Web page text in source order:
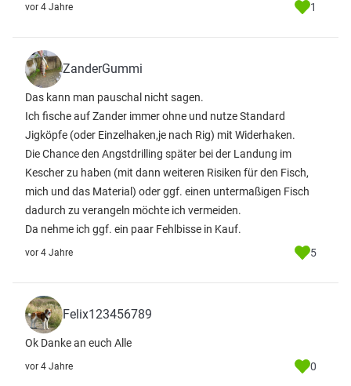
vor 4 Jahre 1
ZanderGummi
Das kann man pauschal nicht sagen.
Ich fische auf Zander immer ohne und nutze Standard
Jigköpfe (oder Einzelhaken,je nach Rig) mit Widerhaken.
Die Chance den Angstdrilling später bei der Landung im
Kescher zu haben (mit dann weiteren Risiken für den Fisch,
mich und das Material) oder ggf. einen untermaßigen Fisch
dadurch zu verangeln möchte ich vermeiden.
Da nehme ich ggf. ein paar Fehlbisse in Kauf.
vor 4 Jahre 5
Felix123456789
Ok Danke an euch Alle
vor 4 Jahre 0